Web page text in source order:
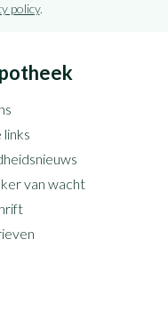
policy.
van wacht